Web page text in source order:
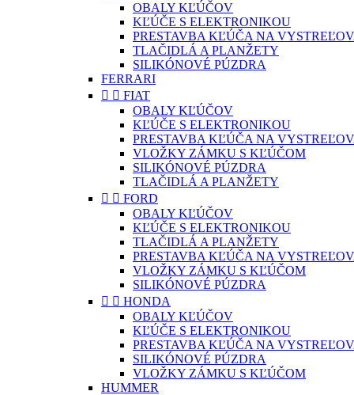
OBALY KĽÚČOV
KĽÚČE S ELEKTRONIKOU
PRESTAVBA KĽÚČA NA
TLAČIDLÁ A PLANŽETY
SILIKÓNOVÉ PÚZDRA
FERRARI
  FIAT
OBALY KĽÚČOV
KĽÚČE S ELEKTRONIKOU
PRESTAVBA KĽÚČA NA
VLOŽKY ZÁMKU S KĽÚČOM
SILIKÓNOVÉ PÚZDRA
TLAČIDLÁ A PLANŽETY
  FORD
OBALY KĽÚČOV
KĽÚČE S ELEKTRONIKOU
TLAČIDLÁ A PLANŽETY
PRESTAVBA KĽÚČA NA
VLOŽKY ZÁMKU S KĽÚČOM
SILIKÓNOVÉ PÚZDRA
  HONDA
OBALY KĽÚČOV
KĽÚČE S ELEKTRONIKOU
PRESTAVBA KĽÚČA NA
SILIKÓNOVÉ PÚZDRA
VLOŽKY ZÁMKU S KĽÚČOM
HUMMER